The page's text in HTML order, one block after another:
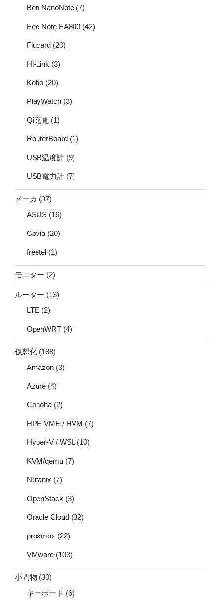
Ben NanoNote (7)
Eee Note EA800 (42)
Flucard (20)
Hi-Link (3)
Kobo (20)
PlayWatch (3)
Qi充電 (1)
RouterBoard (1)
USB温度計 (9)
USB電力計 (7)
メーカ (37)
ASUS (16)
Covia (20)
freetel (1)
モニター (2)
ルーター (13)
LTE (2)
OpenWRT (4)
仮想化 (188)
Amazon (3)
Azure (4)
Conoha (2)
HPE VME / HVM (7)
Hyper-V / WSL(10)
KVM/qemu (7)
Nutanix (7)
OpenStack (3)
Oracle Cloud (32)
proxmox (22)
VMware (103)
小間物 (30)
キーボード (6)